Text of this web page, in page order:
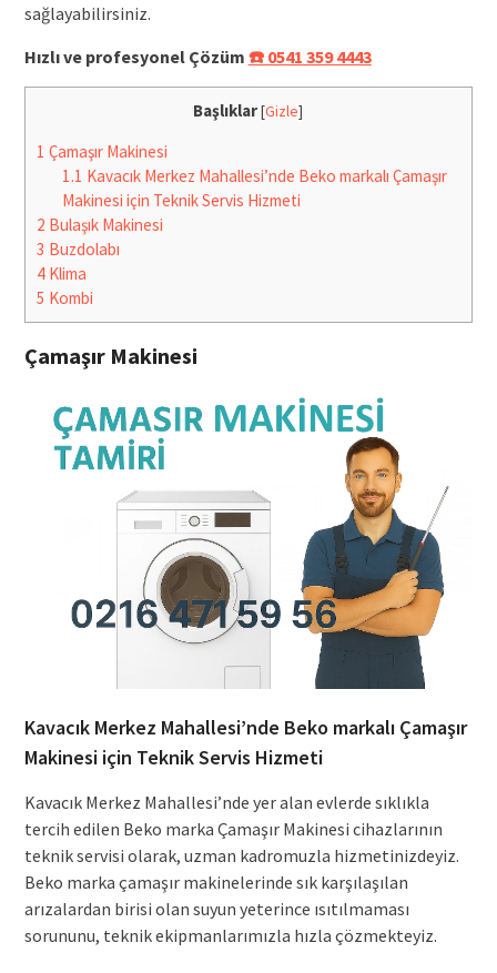
sağlayabilirsiniz.
Hızlı ve profesyonel Çözüm ☎️ 0541 359 4443
Başlıklar[Gizle]
1 Çamaşır Makinesi
1.1 Kavacık Merkez Mahallesi’nde Beko markalı Çamaşır
Makinesi için Teknik Servis Hizmeti
2 Bulaşık Makinesi
3 Buzdolabı
4Klima
5 Kombi
Çamaşır Makinesi
Kavacık Merkez Mahallesi’nde Beko markalı Çamaşır
Makinesi için Teknik Servis Hizmeti
Kavacık Merkez Mahallesi’nde yer alan evlerde sıklıkla
tercih edilen Beko marka Çamaşır Makinesi cihazlarının
teknik servisi olarak, uzman kadromuzla hizmetinizdeyiz.
Beko marka çamaşır makinelerinde sık karşılaşılan
arızalardan birisi olan suyun yeterince ısıtılmaması
sorununu, teknik ekipmanlarımızla hızla çözmekteyiz.